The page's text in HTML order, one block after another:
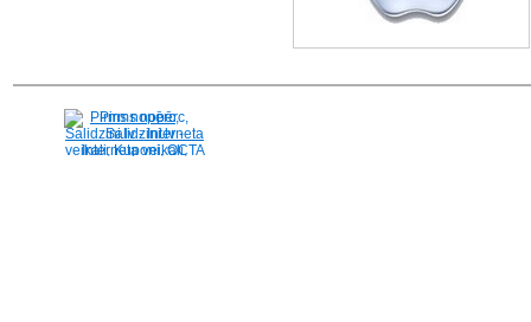
Pirms nopērc,
Salidzini.lv - Interneta
veikali, Kuponi, OCTA